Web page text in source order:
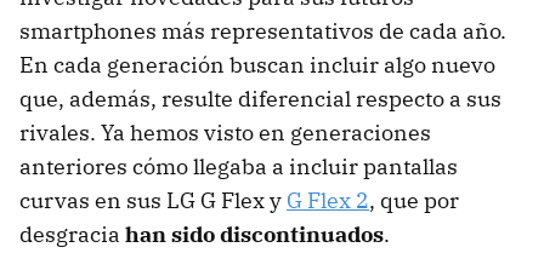
smartphones más representativos de cada año.
En cada generación buscan incluir algo nuevo
que, además, resulte diferencial respecto a sus
rivales. Ya hemos visto en generaciones
anteriores cómo llegaba a incluir pantallas
curvas en sus LG G Flex y G Flex 2, que por
desgracia han sido discontinuados.